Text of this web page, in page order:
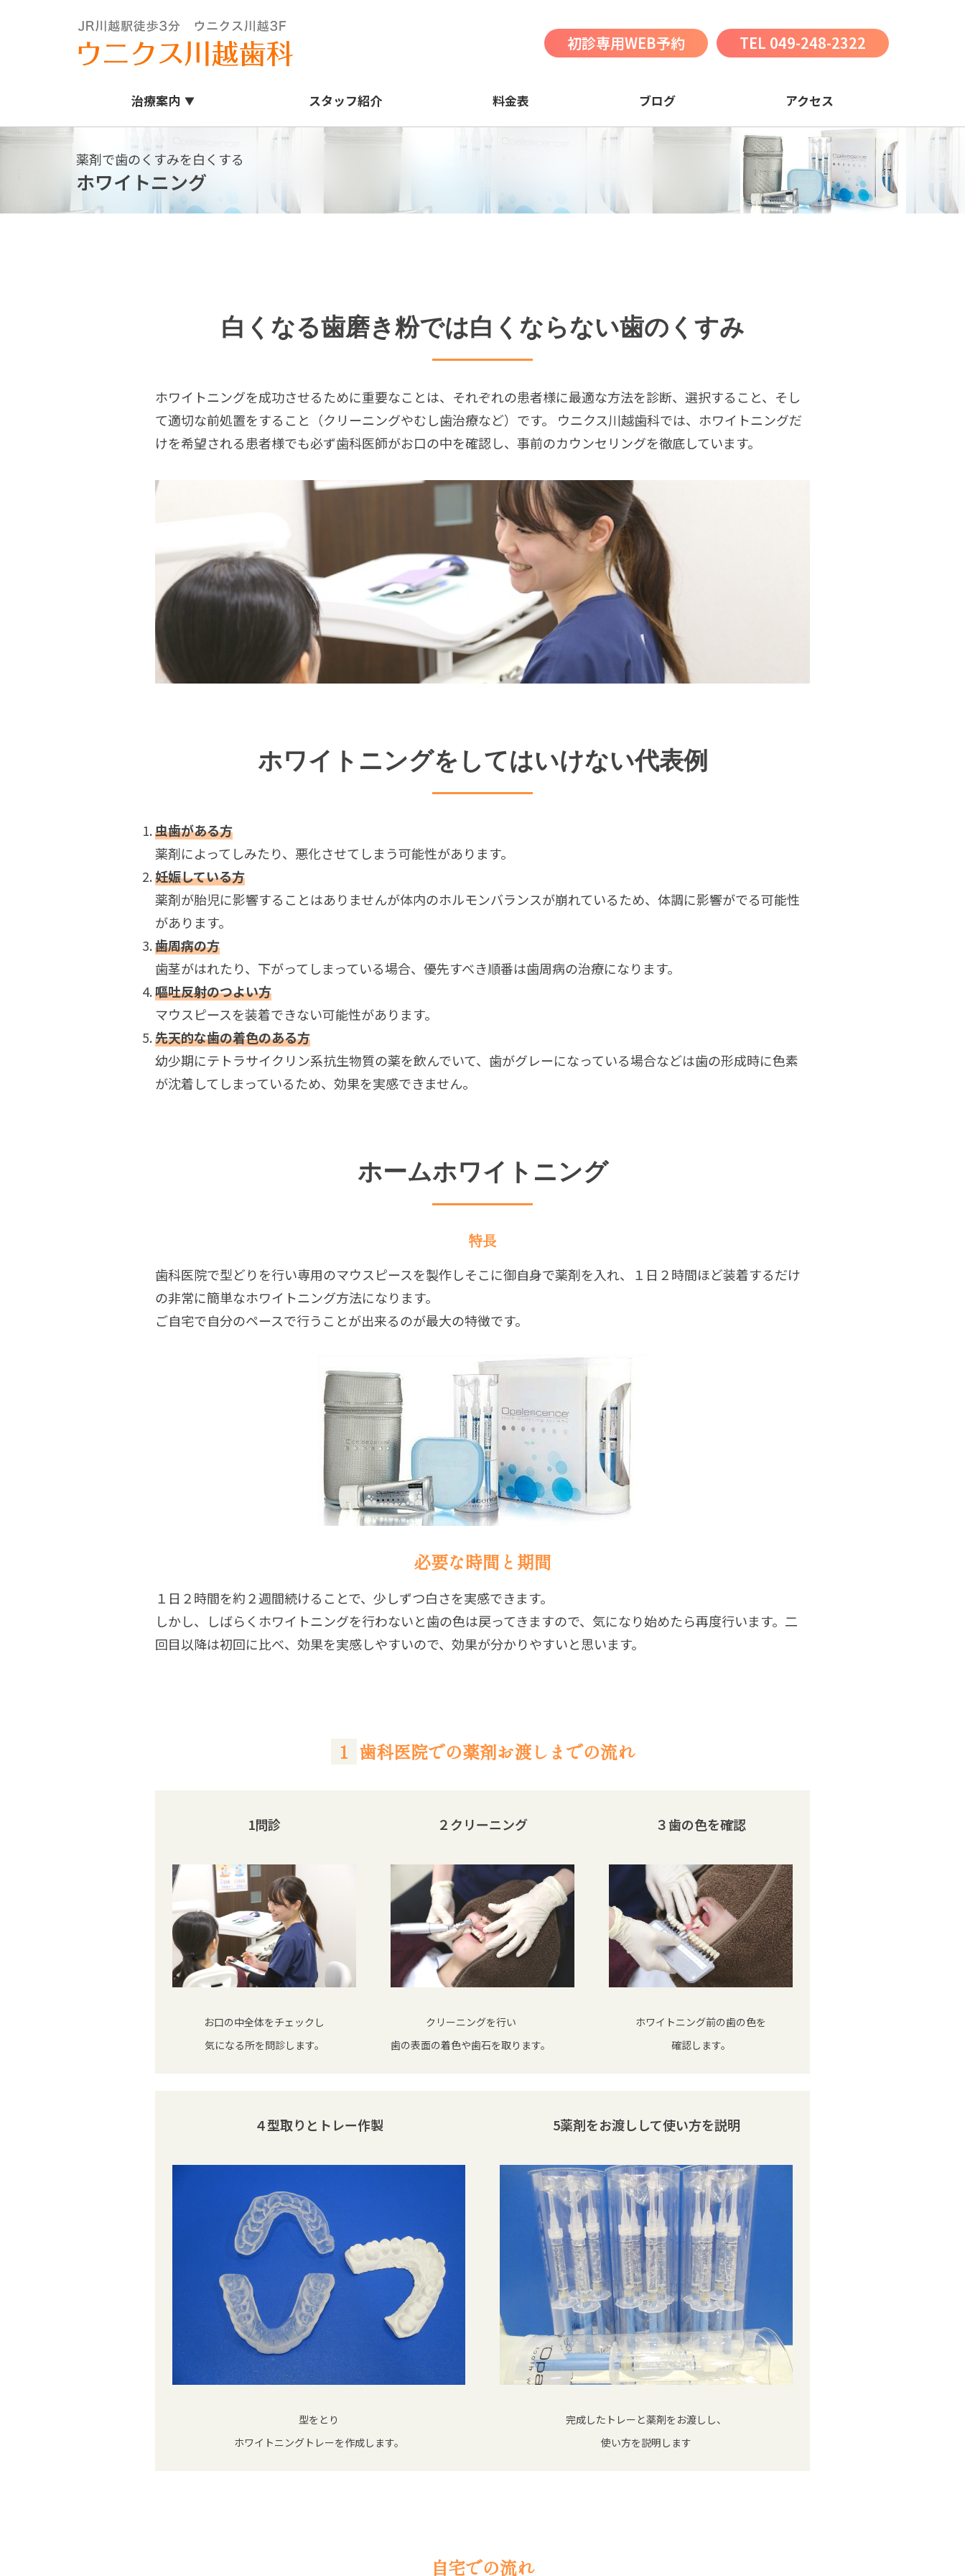
初診専用WEB予約 TEL 049-248-2322
治療案内 スタッフ紹介 料金表 ブログ アクセス
一般歯科
虫歯予防プログラム
親知らずの抜歯
インプラント治療で歯を取り戻そう
歯周病の治し方
歯周病外科手術のリスクと副作用
矯正治療とは ホワイトニング
乳幼児から小児の歯磨き
薬剤で歯のくすみを白くする
ホワイトニング
白くなる歯磨き粉では白くならない歯のくすみ
ホワイトニングを成功させるために重要なことは、それぞれの患者様に最適な方法を診断、選択すること、そし
て適切な前処置をすること（クリーニングやむし歯治療など）です。 ウニクス川越歯科では、ホワイトニングだ
けを希望される患者様でも必ず歯科医師がお口の中を確認し、事前のカウンセリングを徹底しています。
ホワイトニングをしてはいけない代表例
虫歯がある方
薬剤によってしみたり、悪化させてしまう可能性があります。
妊娠している方
薬剤が胎児に影響することはありませんが体内のホルモンバランスが崩れているため、体調に影響がでる可能性
があります。
歯周病の方
歯茎がはれたり、下がってしまっている場合、優先すべき順番は歯周病の治療になります。
嘔吐反射のつよい方
マウスピースを装着できない可能性があります。
先天的な歯の着色のある方
幼少期にテトラサイクリン系抗生物質の薬を飲んでいて、歯がグレーになっている場合などは歯の形成時に色素
が沈着してしまっているため、効果を実感できません。
ホームホワイトニング
特長
歯科医院で型どりを行い専用のマウスピースを製作しそこに御自身で薬剤を入れ、１日２時間ほど装着するだけ
の非常に簡単なホワイトニング方法になります。
ご自宅で自分のペースで行うことが出来るのが最大の特徴です。
必要な時間と期間
１日２時間を約２週間続けることで、少しずつ白さを実感できます。
しかし、しばらくホワイトニングを行わないと歯の色は戻ってきますので、気になり始めたら再度行います。二
回目以降は初回に比べ、効果を実感しやすいので、効果が分かりやすいと思います。
歯科医院での薬剤お渡しまでの流れ
1問診
お口の中全体をチェックし
気になる所を問診します。
２クリーニング
クリーニングを行い
歯の表面の着色や歯石を取ります。
３歯の色を確認
ホワイトニング前の歯の色を
確認します。
４型取りとトレー作製
型をとり
ホワイトニングトレーを作成します。
5薬剤をお渡しして使い方を説明
完成したトレーと薬剤をお渡しし、
使い方を説明します
自宅での流れ